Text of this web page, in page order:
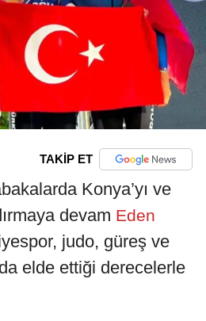
TAKİP ET
Konya’yı ve
devam Eden
judo, güreş ve
elde ettiği derecelerle